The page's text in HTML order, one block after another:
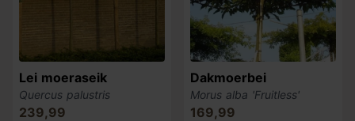
Lei moeraseik
Quercus palustris
239,99
Dakmoerbei
Morus alba 'Fruitless'
169,99